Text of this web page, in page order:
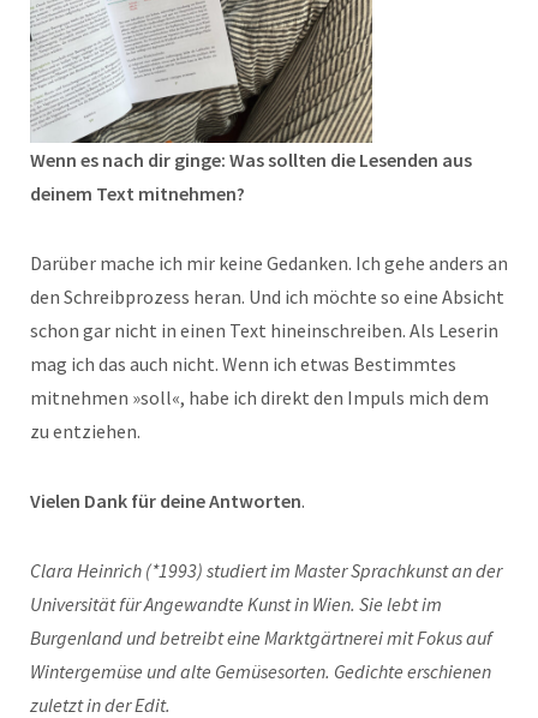
Wenn es nach dir ginge: Was sollten die Lesenden aus
deinem Text mitnehmen?
Darüber mache ich mir keine Gedanken. Ich gehe anders an
den Schreibprozess heran. Und ich möchte so eine Absicht
schon gar nicht in einen Text hineinschreiben. Als Leserin
mag ich das auch nicht. Wenn ich etwas Bestimmtes
mitnehmen »soll«, habe ich direkt den Impuls mich dem
zu entziehen.
Vielen Dank für deine Antworten.
Clara Heinrich (*1993) studiert im Master Sprachkunst an der
Universität für Angewandte Kunst in Wien. Sie lebt im
Burgenland und betreibt eine Marktgärtnerei mit Fokus auf
Wintergemüse und alte Gemüsesorten. Gedichte erschienen
zuletzt in der Edit.